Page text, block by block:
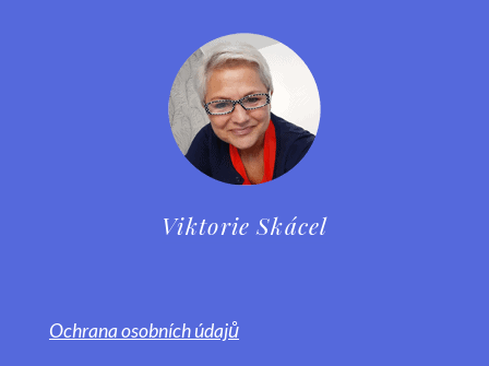
Viktorie Skácel
Ochrana osobních údajů